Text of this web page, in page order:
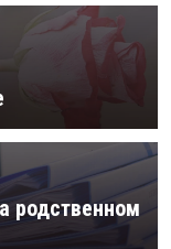
родственном